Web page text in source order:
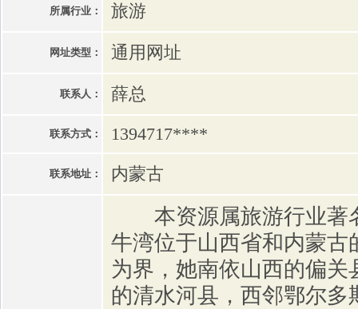
所属行业： 旅游
网址类型： 通用网址
联系人： 薛总
联系方式： 1394717****
联系地址： 内蒙古
本资源属旅游行业著
牛湾位于山西省和内蒙古
为界，她南依山西的偏关
的清水河县，西邻鄂尔多